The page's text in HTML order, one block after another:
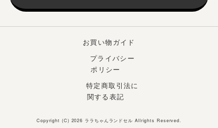
お買い物ガイド
プライバシー
ポリシー
特定商取引法に
関する表記
Copyright (C) 2026 ララちゃんランドセル Allrights Reserved.